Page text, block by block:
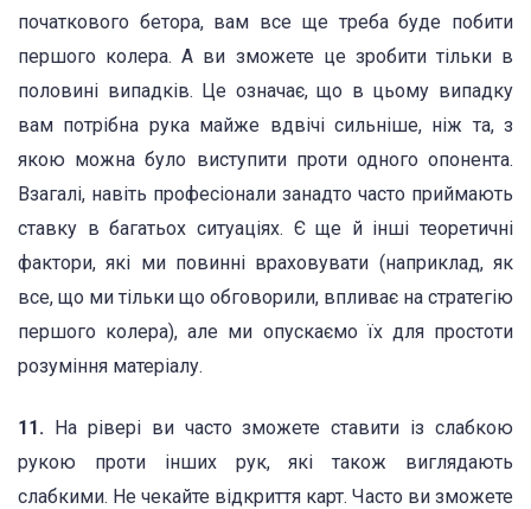
початкового бетора, вам все ще треба буде побити
першого колера. А ви зможете це зробити тільки в
половині випадків. Це означає, що в цьому випадку
вам потрібна рука майже вдвічі сильніше, ніж та, з
якою можна було виступити проти одного опонента.
Взагалі, навіть професіонали занадто часто приймають
ставку в багатьох ситуаціях. Є ще й інші теоретичні
фактори, які ми повинні враховувати (наприклад, як
все, що ми тільки що обговорили, впливає на стратегію
першого колера), але ми опускаємо їх для простоти
розуміння матеріалу.
11. На рівері ви часто зможете ставити із слабкою
рукою проти інших рук, які також виглядають
слабкими. Не чекайте відкриття карт. Часто ви зможете